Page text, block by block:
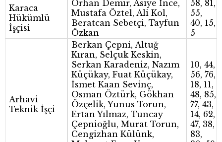
Karaca
Hükümlü
İşçisi
Orhan Demir, Asiye İnce,
Mustafa Öztel, Ali Kol,
Beratcan Sebetçi, Tayfun
Özkan
58, 81,
55,
40, 15,
5
Arhavi
Teknik İşçi
Berkan Çepni, Altuğ
Kıran, Selçuk Keskin,
Serkan Karadeniz, Nazım
Küçükay, Fuat Küçükay,
İsmet Kaan Sevinç,
Osman Öztürk, Gökhan
Özçelik, Yunus Torun,
Ertan Yılmaz, Tuncay
Çepnioğlu, Murat Torun,
Cengizhan Külünk,
10, 44,
56, 76,
18, 11,
48, 85,
77, 43,
14, 62,
47, 38,
83,